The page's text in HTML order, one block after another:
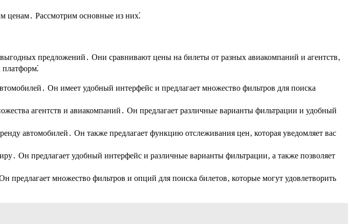
ценам․ Рассмотрим основные из них⁚
предложений․ Они сравнивают цены на билеты от разных авиакомпаний и агентств‚
Он имеет удобный интерфейс и предлагает множество фильтров для поиска
агентств и авиакомпаний․ Он предлагает различные варианты фильтрации и удобный
автомобилей․ Он также предлагает функцию отслеживания цен‚ которая уведомляет вас
Он предлагает удобный интерфейс и различные варианты фильтрации‚ а также позволяет
предлагает множество фильтров и опций для поиска билетов‚ которые могут удовлетворить